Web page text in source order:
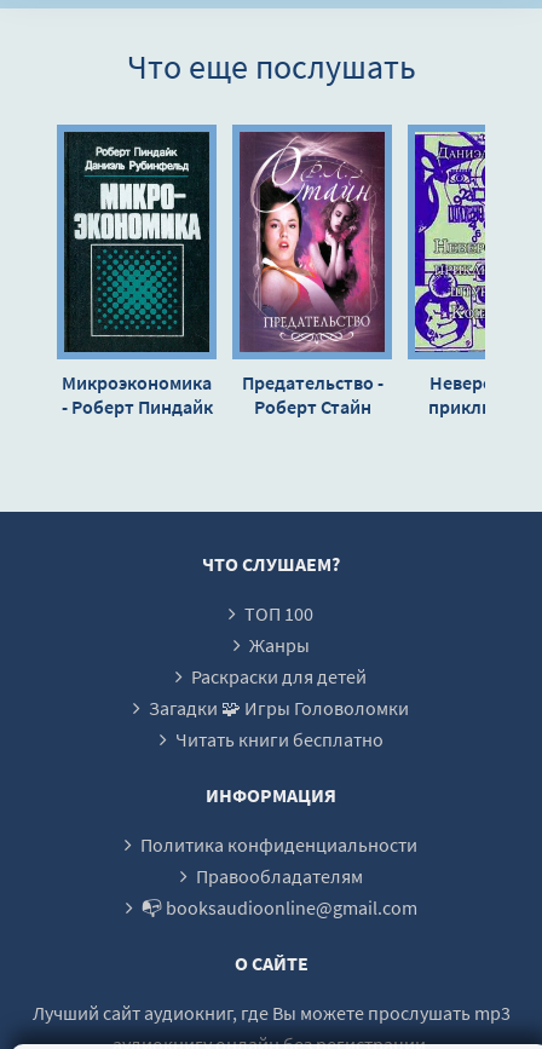
0011
0012
0014
0015
0016
0017
0020
0033
Что еще послушать
Микроэкономика
- Роберт Пиндайк
Предательство -
Роберт Стайн
ЧТО СЛУШАЕМ?
ТОП 100
Жанры
Раскраски для детей
Загадки 🧩 Игры Головоломки
Читать книги бесплатно
ИНФОРМАЦИЯ
Политика конфиденциальности
Правообладателям
📭 booksaudioonline@gmail.com
О САЙТЕ
Лучший сайт аудиокниг, где Вы можете прослушать mp3
аудиокнигу онлайн без регистрации.